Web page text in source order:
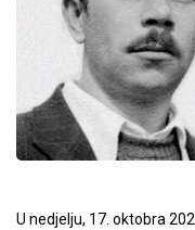
U nedjelju, 17. oktobra